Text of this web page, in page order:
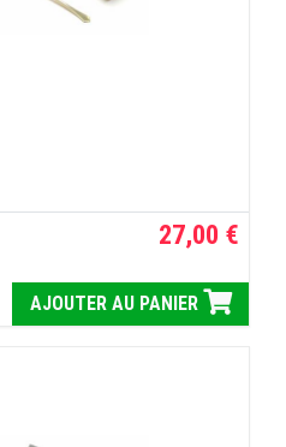
27,00 €
AJOUTER AU PANIER